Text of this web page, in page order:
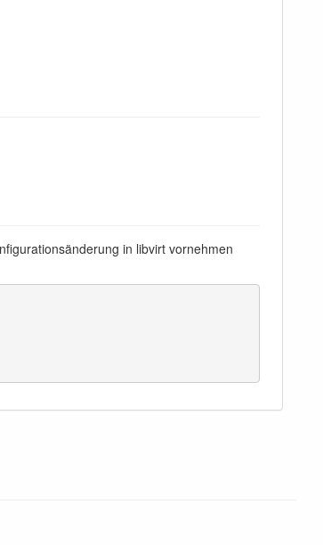
in libvirt vornehmen